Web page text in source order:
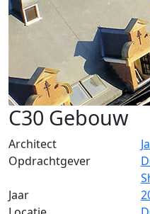
C30 Gebouw
Architect
Opdrachtgever
Jaar